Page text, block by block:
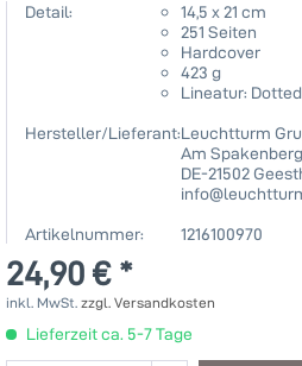
Detail:
14,5 x 21 cm
251 Seiten
Hardcover
423 g
Lineatur: Dotted
Hersteller/Lieferant:Leuchtturm
Am
DE-21502
Artikelnummer:
1216100970
24,90 € *
inkl. MwSt. zzgl. Versandkosten
Lieferzeit ca. 5-7 Tage